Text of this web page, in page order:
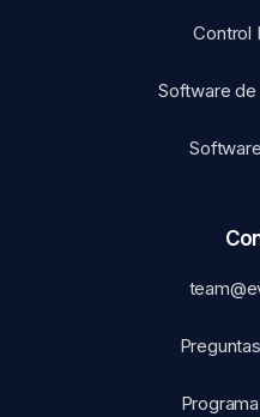
Control
Software